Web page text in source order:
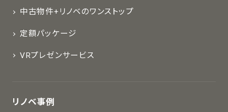
中古物件+リノベのワンストップ
定額パッケージ
VRプレゼンサービス
リノベ事例